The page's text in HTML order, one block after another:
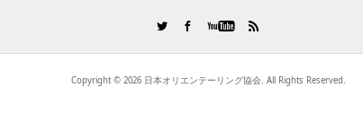
Copyright ©2026日本オリエンテーリング協会. All Rights Reserved.